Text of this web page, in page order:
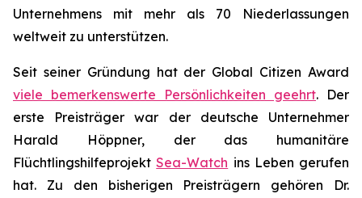
Unternehmens mit mehr als 70 Niederlassungen
weltweit zu unterstützen.
Seit seiner Gründung hat der Global Citizen Award
viele bemerkenswerte Persönlichkeiten geehrt. Der
erste Preisträger war der deutsche Unternehmer
Harald Höppner, der das humanitäre
FlüchtlingshilfeprojektSea-Watch ins Leben gerufen
hat. Zu den bisherigen Preisträgern gehören Dr.